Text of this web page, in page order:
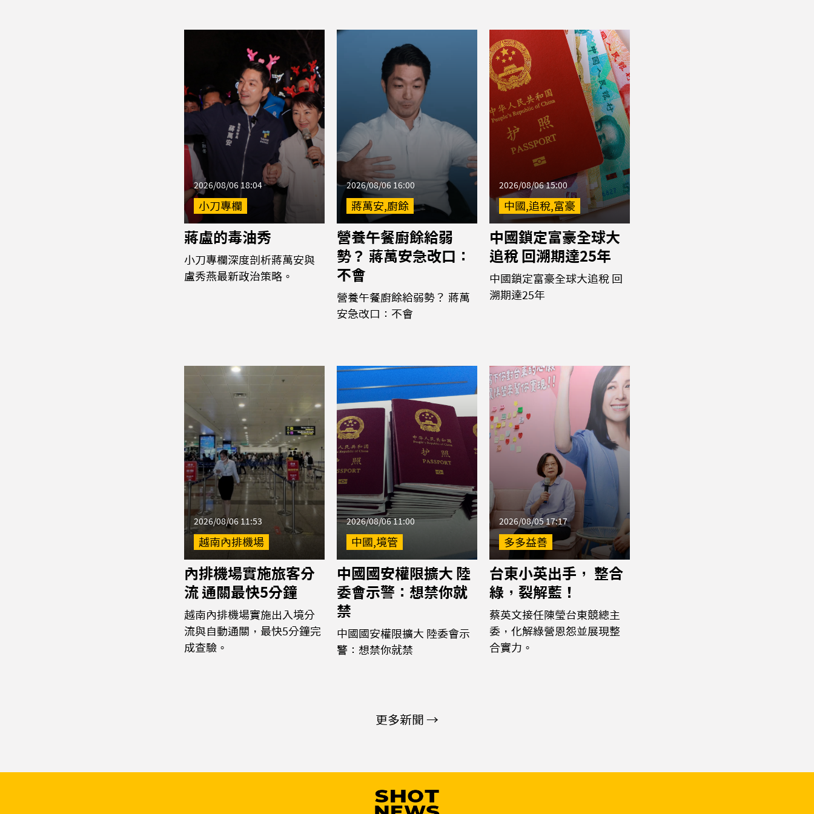
2026/08/06 18:04
小刀專欄
蔣盧的毒油秀
小刀專欄深度剖析蔣萬安與
盧秀燕最新政治策略。
2026/08/06 16:00
蔣萬安,廚餘
營養午餐廚餘給弱
勢？ 蔣萬安急改口：
不會
營養午餐廚餘給弱勢？ 蔣萬
安急改口：不會
2026/08/06 15:00
中國,追稅,富豪
中國鎖定富豪全球大
追稅 回溯期達25年
中國鎖定富豪全球大追稅 回
溯期達25年
2026/08/06 11:53
越南內排機場
內排機場實施旅客分
流 通關最快5分鐘
越南內排機場實施出入境分
流與自動通關，最快5分鐘完
成查驗。
2026/08/06 11:00
中國,境管
中國國安權限擴大 陸
委會示警：想禁你就
禁
中國國安權限擴大 陸委會示
警：想禁你就禁
2026/08/05 17:17
多多益善
台東小英出手， 整合
綠，裂解藍！
蔡英文接任陳瑩台東競總主
委，化解綠營恩怨並展現整
合實力。
更多新聞 →